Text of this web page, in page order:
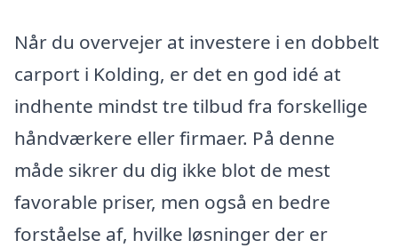
Når du overvejer at investere i en dobbelt
carport i Kolding, er det en god idé at
indhente mindst tre tilbud fra forskellige
håndværkere eller firmaer. På denne
måde sikrer du dig ikke blot de mest
favorable priser, men også en bedre
forståelse af, hvilke løsninger der er